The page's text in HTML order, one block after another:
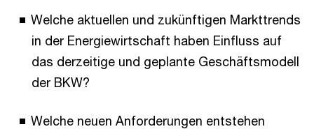
Welche aktuellen und zukünftigen Markttrends
in der Energiewirtschaft haben Einfluss auf
das derzeitige und geplante Geschäftsmodell
der BKW?
Welche neuen Anforderungen entstehen